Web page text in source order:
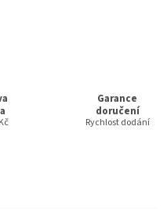
Garance
doručení
Rychlost dodání